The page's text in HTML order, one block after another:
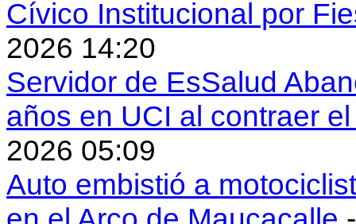
Cívico Institucional por
2026 14:20
Servidor de EsSalud
años en UCI al contraer
2026 05:09
Auto embistió a